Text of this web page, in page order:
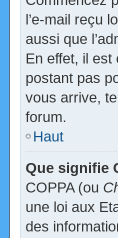
l’e-mail reçu
aussi que
En effet, il
postant pas
vous arrive,
forum.
Haut
Que signifie
COPPA (ou
une loi aux
des